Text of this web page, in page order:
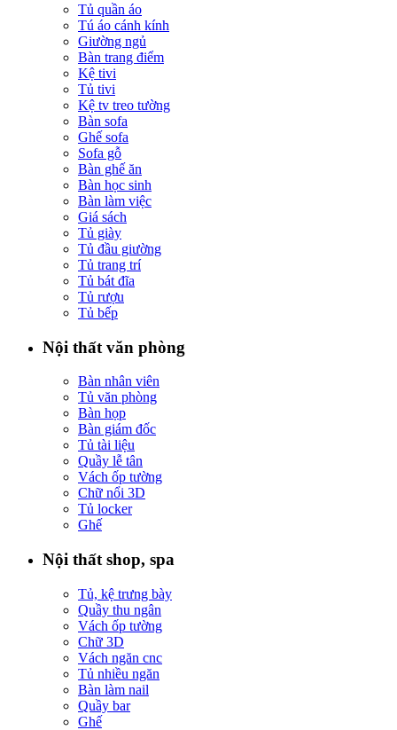
Tủ quần áo
Tú áo cánh kính
Giường ngủ
Bàn trang điểm
Kệ tivi
Tủ tivi
Kệ tv treo tường
Bàn sofa
Ghế sofa
Sofa gỗ
Bàn ghế ăn
Bàn học sinh
Bàn làm việc
Giá sách
Tủ giày
Tủ đầu giường
Tủ trang trí
Tủ bát đĩa
Tủ rượu
Tủ bếp
Nội thất văn phòng
Bàn nhân viên
Tủ văn phòng
Bàn họp
Bàn giám đốc
Tủ tài liệu
Quầy lễ tân
Vách ốp tường
Chữ nổi 3D
Tủ locker
Ghế
Nội thất shop, spa
Tủ, kệ trưng bày
Quầy thu ngân
Vách ốp tường
Chữ 3D
Vách ngăn cnc
Tủ nhiều ngăn
Bàn làm nail
Quầy bar
Ghế